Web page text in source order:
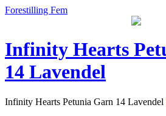
Forestilling Fem
Infinity Hearts
14 Lavendel
Infinity Hearts Petunia Garn 14 Lavendel